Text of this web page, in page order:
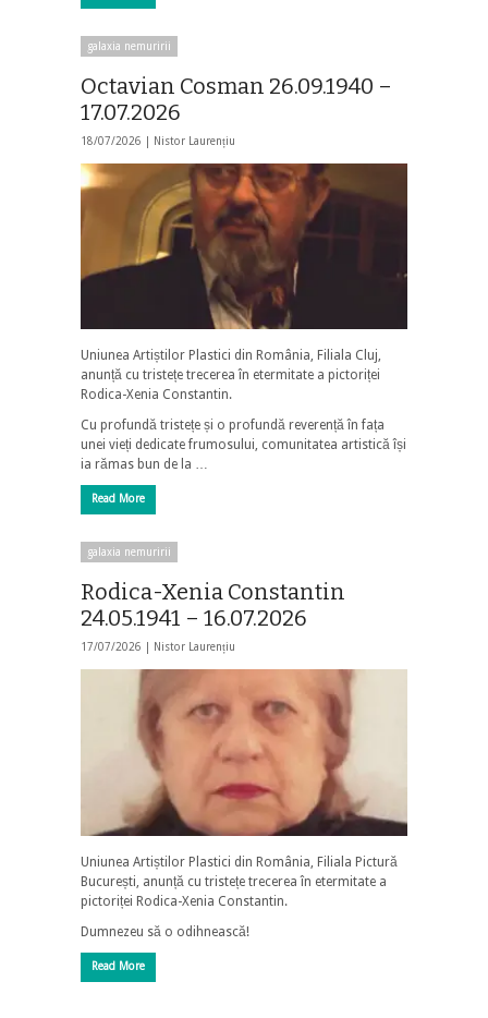
galaxia nemuririi
Octavian Cosman 26.09.1940 –
17.07.2026
18/07/2026 | Nistor Laurențiu
Uniunea Artiștilor Plastici din România, Filiala Cluj,
anunță cu tristețe trecerea în etermitate a pictoriței
Rodica-Xenia Constantin.
Cu profundă tristețe și o profundă reverență în fața
unei vieți dedicate frumosului, comunitatea artistică își
ia rămas bun de la …
Read More
galaxia nemuririi
Rodica-Xenia Constantin
24.05.1941 – 16.07.2026
17/07/2026 | Nistor Laurențiu
Uniunea Artiștilor Plastici din România, Filiala Pictură
București, anunță cu tristețe trecerea în etermitate a
pictoriței Rodica-Xenia Constantin.
Dumnezeu să o odihnească!
Read More